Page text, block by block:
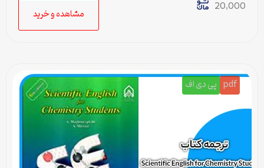
20,000
مشاهده و خرید
pdf پی دی اف